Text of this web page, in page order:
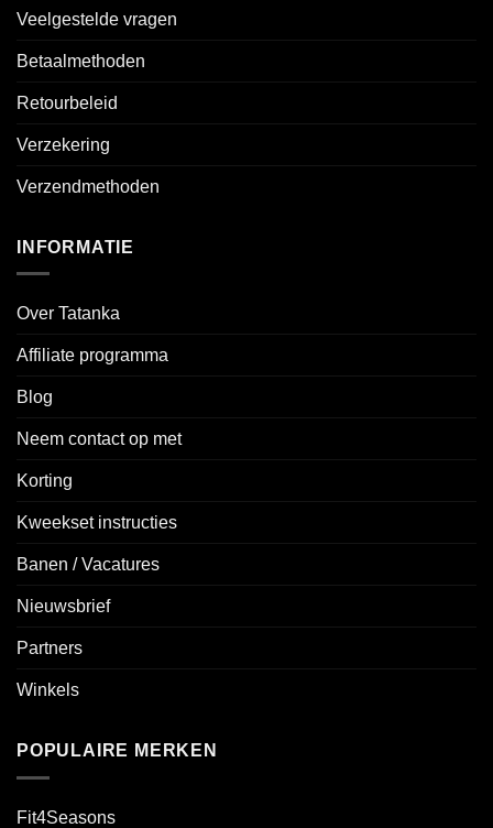
Veelgestelde vragen
Betaalmethoden
Retourbeleid
Verzekering
Verzendmethoden
INFORMATIE
Over Tatanka
Affiliate programma
Blog
Neem contact op met
Korting
Kweekset instructies
Banen / Vacatures
Nieuwsbrief
Partners
Winkels
POPULAIRE MERKEN
Fit4Seasons